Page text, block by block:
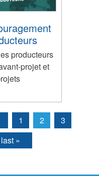
producteurs
projet et
1 2
3
last »